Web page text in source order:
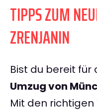
TIPPS ZUM
ZRENJANIN
Bist du bereit
Umzug von
Mit den richtigen